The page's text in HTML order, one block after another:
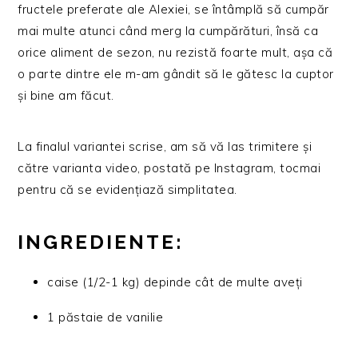
fructele preferate ale Alexiei, se întâmplă să cumpăr
mai multe atunci când merg la cumpărături, însă ca
orice aliment de sezon, nu rezistă foarte mult, așa că
o parte dintre ele m-am gândit să le gătesc la cuptor
și bine am făcut.
La finalul variantei scrise, am să vă las trimitere și
către varianta video, postată pe Instagram, tocmai
pentru că se evidențiază simplitatea.
INGREDIENTE:
caise (1/2-1 kg) depinde cât de multe aveți
1 păstaie de vanilie